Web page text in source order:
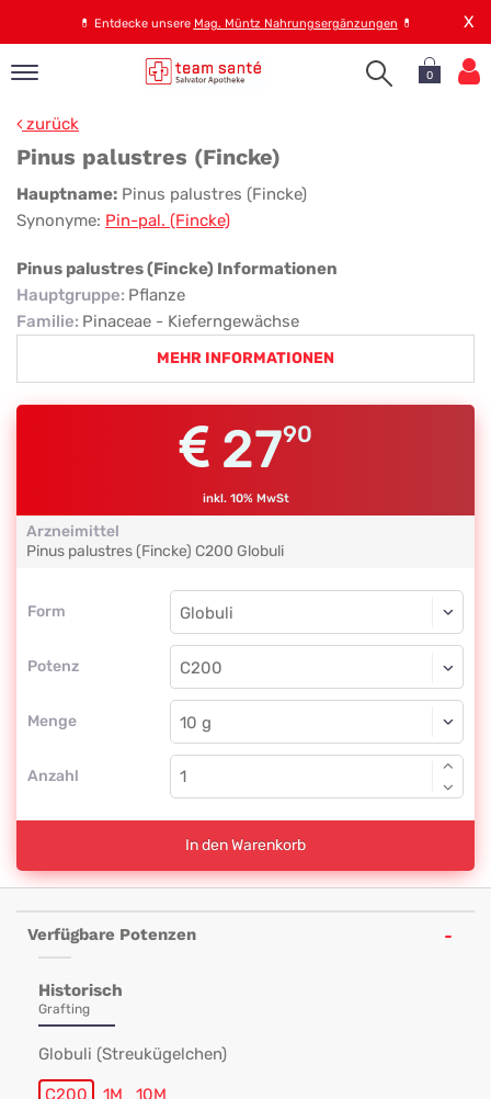
💊 Entdecke unsere Mag. Müntz Nahrungsergänzungen 💊 X
0
zurück
Pinus palustres (Fincke)
Pinus
palustres
(Fincke)
Hauptname: Pinus palustres (Fincke)
Synonyme: Pin-pal. (Fincke)
Pinus palustres (Fincke) Informationen
Hauptgruppe: Pflanze
Familie: Pinaceae - Kieferngewächse
MEHR INFORMATIONEN
2790
inkl. 10% MwSt
Arzneimittel
Pinus palustres (Fincke) C200 Globuli
Form
Form
Potenz
Globuli
C200
Menge
Globuli
Anzahl
In den Warenkorb
Verfügbare Potenzen
Historisch
Grafting
Globuli (Streukügelchen)
C200 1M 10M